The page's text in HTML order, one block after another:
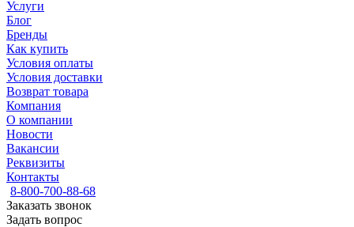
Услуги
Блог
Бренды
Как купить
Условия оплаты
Условия доставки
Возврат товара
Компания
О компании
Новости
Вакансии
Реквизиты
Контакты
8-800-700-88-68
Заказать звонок
Задать вопрос